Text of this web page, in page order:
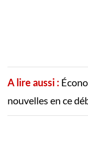
A lire aussi :
nouvelles en ce